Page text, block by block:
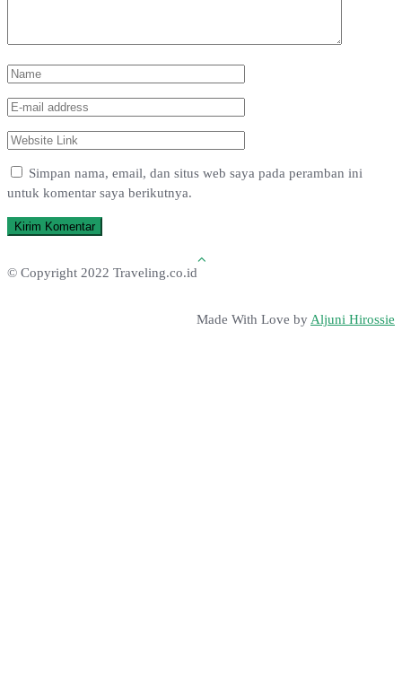
Simpan nama, email, dan situs web saya pada peramban ini
untuk komentar saya berikutnya.
© Copyright 2022 Traveling.co.id
Made With Love by Aljuni Hirossie